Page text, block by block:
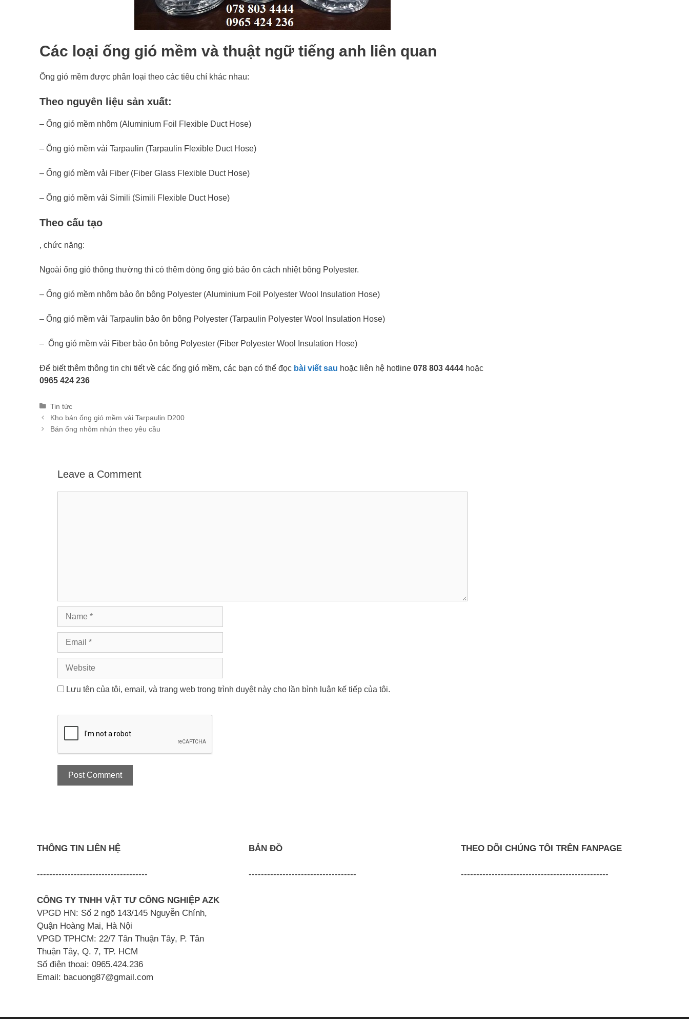
Các loại ống gió mềm và thuật ngữ tiếng anh liên quan
Ống gió mềm được phân loại theo các tiêu chí khác nhau:
Theo nguyên liệu sản xuất:
– Ống gió mềm nhôm (Aluminium Foil Flexible Duct Hose)
– Ống gió mềm vải Tarpaulin (Tarpaulin Flexible Duct Hose)
– Ống gió mềm vải Fiber (Fiber Glass Flexible Duct Hose)
– Ống gió mềm vải Simili (Simili Flexible Duct Hose)
Theo cấu tạo
, chức năng:
Ngoài ống gió thông thường thì có thêm dòng ống gió bảo ôn cách nhiệt bông Polyester.
– Ống gió mềm nhôm bảo ôn bông Polyester (Aluminium Foil Polyester Wool Insulation Hose)
– Ống gió mềm vải Tarpaulin bảo ôn bông Polyester (Tarpaulin Polyester Wool Insulation Hose)
– Ống gió mềm vải Fiber bảo ôn bông Polyester (Fiber Polyester Wool Insulation Hose)
Để biết thêm thông tin chi tiết về các ống gió mềm, các bạn có thể đọc bài viết sau hoặc liên hệ hotline 078 803 4444 hoặc
0965 424 236
Categories
Tin tức
Post
navigation
Kho bán ống gió mềm vải Tarpaulin D200
Bán ống nhôm nhún theo yêu cầu
Leave a Comment
Name
Email
Website
Lưu tên của tôi, email, và trang web trong trình duyệt này cho lần bình luận kế tiếp của tôi.
THÔNG TIN LIÊN HỆ
------------------------------------
CÔNG TY TNHH VẬT TƯ CÔNG NGHIỆP AZK
VPGD HN: Số 2 ngõ 143/145 Nguyễn Chính,
Quận Hoàng Mai, Hà Nội
VPGD TPHCM: 22/7 Tân Thuận Tây, P. Tân
Thuận Tây, Q. 7, TP. HCM
Số điện thoại: 0965.424.236
Email: bacuong87@gmail.com
BẢN ĐỒ
-----------------------------------
THEO DÕI CHÚNG TÔI TRÊN FANPAGE
------------------------------------------------